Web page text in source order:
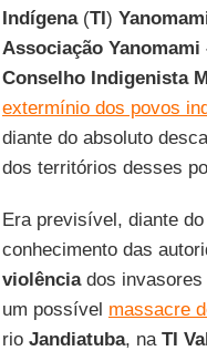
Indígena(TI)
Associação Yanomami
Conselho Indigenista
extermínio dos povos
diante do absoluto
dos territórios desses
Era previsível, diante
conhecimento das
violênciados invasores
um possível massacre
rio Jandiatuba, na TI